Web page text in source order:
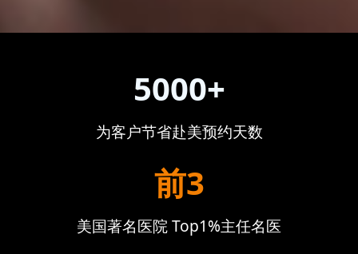
5000+
为客户节省赴美预约天数
前3
美国著名医院 Top1%主任名医